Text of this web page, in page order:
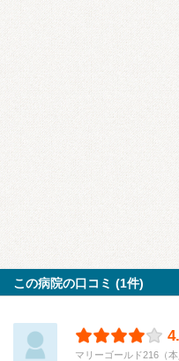
この病院の口コミ (1件)
マリーゴールド216（